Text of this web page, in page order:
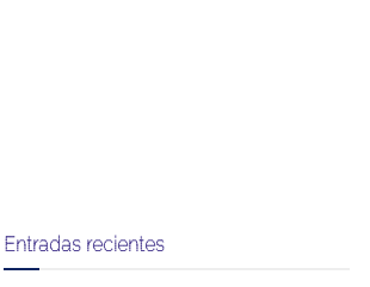
Entradas recientes